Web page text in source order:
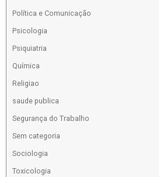
Política e Comunicação
Psicologia
Psiquiatria
Química
Religiao
saude publica
Segurança do Trabalho
Sem categoria
Sociologia
Toxicologia